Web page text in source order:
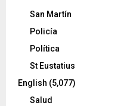
San Martín
Policía
Política
St Eustatius
English (5,077)
Salud